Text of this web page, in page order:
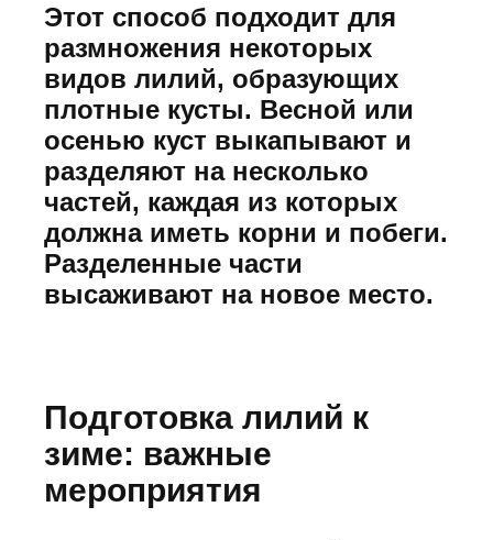
Этот способ подходит для
размножения некоторых
видов лилий, образующих
плотные кусты. Весной или
осенью куст выкапывают и
разделяют на несколько
частей, каждая из которых
должна иметь корни и побеги.
Разделенные части
высаживают на новое место.
Подготовка лилий к
зиме: важные
мероприятия